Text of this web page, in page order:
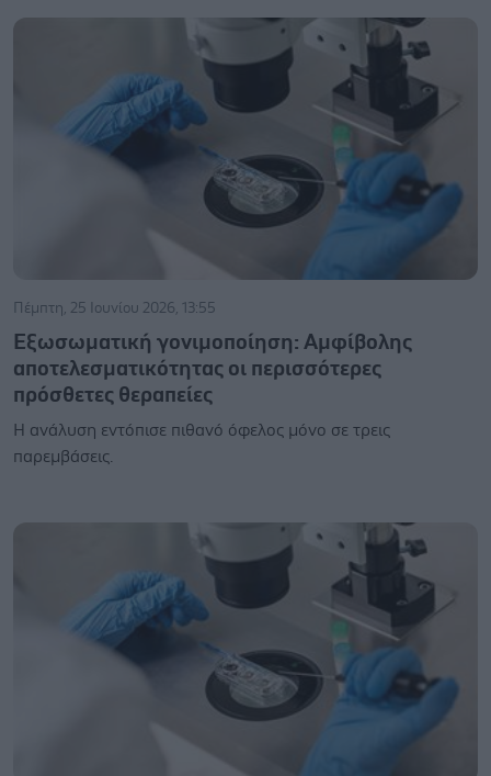
Πέμπτη, 25 Ιουνίου 2026, 13:55
Εξωσωματική γονιμοποίηση: Αμφίβολης
αποτελεσματικότητας οι περισσότερες
πρόσθετες θεραπείες
Η ανάλυση εντόπισε πιθανό όφελος μόνο σε τρεις
παρεμβάσεις.